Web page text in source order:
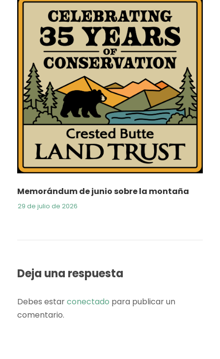
Memorándum de junio sobre la montaña
29 de julio de 2026
Deja una respuesta
Debes estarconectado para publicar un
comentario.